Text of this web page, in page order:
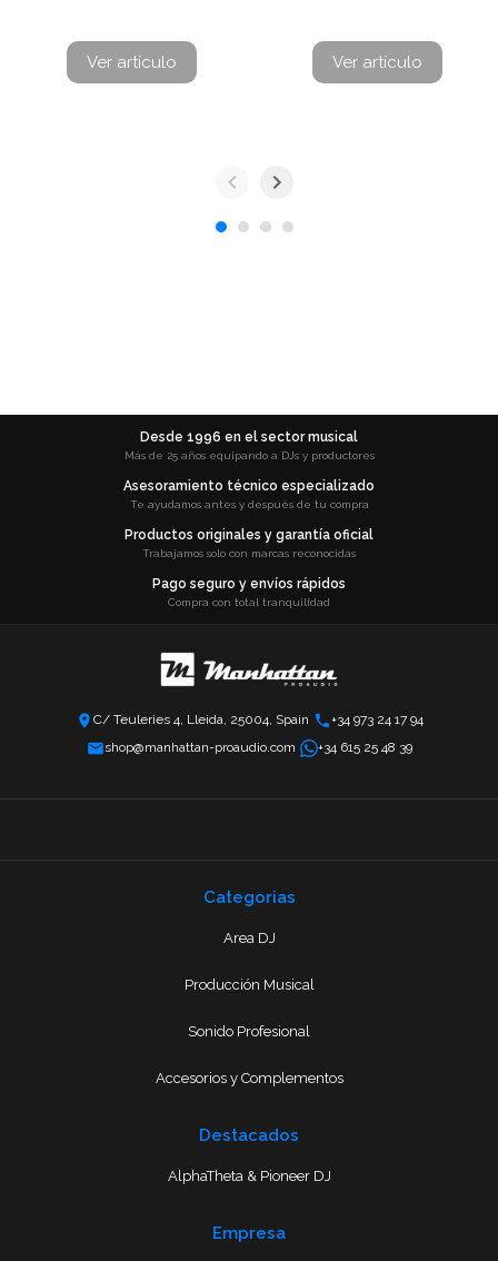
Ver artículo Ver artículo
Desde 1996 en el sector musical
Más de 25 años equipando a DJs y productores
Asesoramiento técnico especializado
Te ayudamos antes y después de tu compra
Productos originales y garantía oficial
Trabajamos solo con marcas reconocidas
Pago seguro y envíos rápidos
Compra con total tranquilidad
C/ Teuleries 4, Lleida, 25004, Spain
+34 973 24 17 94
shop@manhattan-proaudio.com
+34 615 25 48 39
Categorias
Area DJ
Producción Musical
Sonido Profesional
Accesorios y Complementos
Destacados
AlphaTheta & Pioneer DJ
Empresa